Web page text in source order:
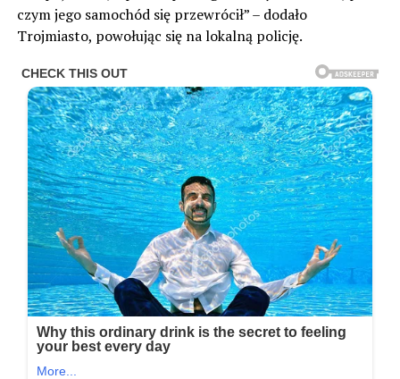
czym jego samochód się przewrócił” – dodało
Trojmiasto, powołując się na lokalną policję.